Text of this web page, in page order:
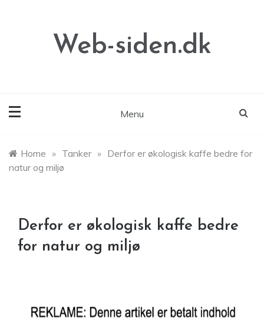
Web-siden.dk
Menu
Home » Tanker » Derfor er økologisk kaffe bedre for
natur og miljø
Derfor er økologisk kaffe bedre
for natur og miljø